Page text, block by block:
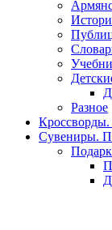
Разное
Сувениры.